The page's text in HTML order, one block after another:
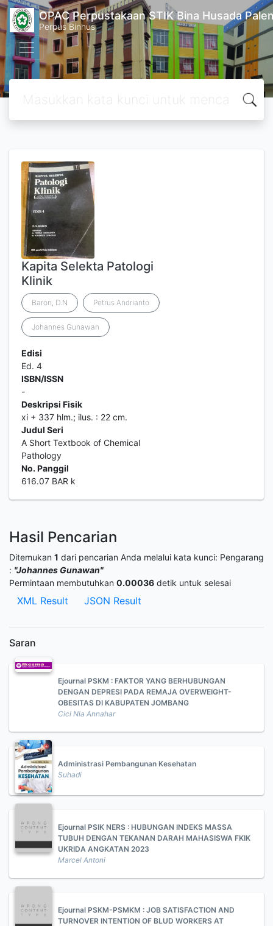
OPAC Perpustakaan STIK Bina Husada
Perpus Binhus
Kapita Selekta Patologi
Klinik
Baron, D.N Petrus Andrianto
Johannes Gunawan
Edisi
Ed. 4
ISBN/ISSN
-
Deskripsi Fisik
xi + 337 hlm.; ilus. : 22 cm.
Judul Seri
A Short Textbook of Chemical
Pathology
No. Panggil
616.07 BAR k
Hasil Pencarian
Ditemukan 1 dari pencarian Anda melalui kata kunci: Pengarang
: "Johannes Gunawan"
Permintaan membutuhkan 0.00036 detik untuk selesai
XML Result JSON Result
Saran
Ejournal PSKM : FAKTOR YANG BERHUBUNGAN
DENGAN DEPRESI PADA REMAJA OVERWEIGHT-
OBESITAS DI KABUPATEN JOMBANG
Cici Nia Annahar
Administrasi Pembangunan Kesehatan
Suhadi
Ejournal PSIK NERS : HUBUNGAN INDEKS MASSA
TUBUH DENGAN TEKANAN DARAH MAHASISWA FKIK
UKRIDA ANGKATAN 2023
Marcel Antoni
Ejournal PSKM-PSMKM : JOB SATISFACTION AND
TURNOVER INTENTION OF BLUD WORKERS AT